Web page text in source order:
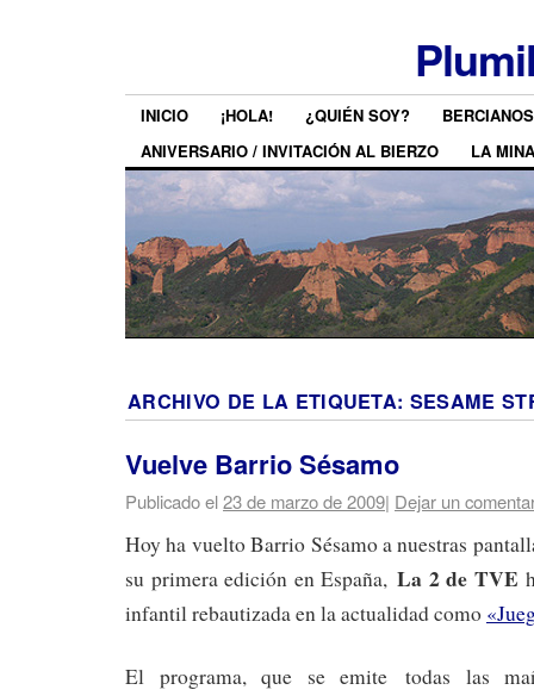
INICIO ¡HOLA! ¿QUIÉN SOY?
ANIVERSARIO / INVITACIÓN AL BIERZO
LA MINA
ARCHIVO DE LA ETIQUETA: SESAME
Vuelve Barrio Sésamo
Publicado el23 de marzo de 2009| Dejar un
Hoy ha vuelto Barrio Sésamo a nuestras
su primera edición en España,La 2 de TVE
infantil rebautizada en la actualidad como
El programa, que se emite todas las